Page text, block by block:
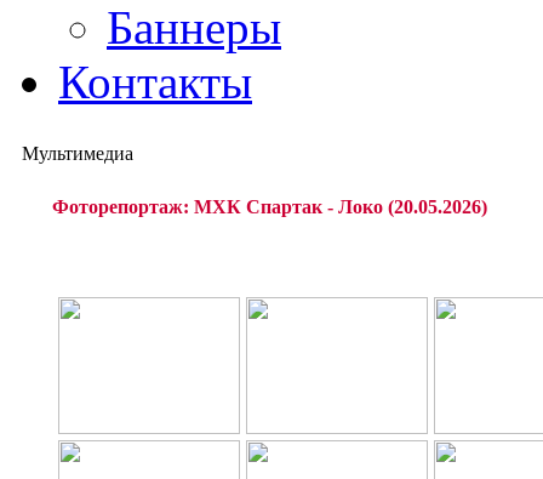
Баннеры
Контакты
Мультимедиа
Фоторепортаж: МХК Спартак - Локо (20.05.2026)